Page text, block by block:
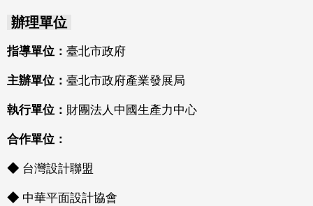
辦理單位
指導單位： 臺北市政府
主辦單位： 臺北市政府產業發展局
執行單位： 財團法人中國生產力中心
合作單位：
◆ 台灣設計聯盟
◆ 中華平面設計協會